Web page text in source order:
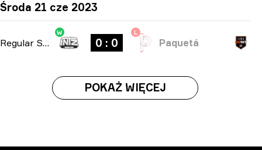
Środa 21 cze 2023
Regular Season -bo1
W
0 : 0
L
Paquetá
POKAŻ WIĘCEJ